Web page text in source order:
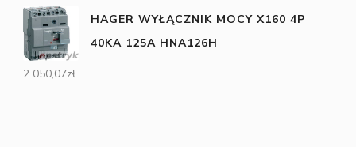
HAGER WYŁĄCZNIK MOCY X160 4P
40KA 125A HNA126H
2 050,07zł